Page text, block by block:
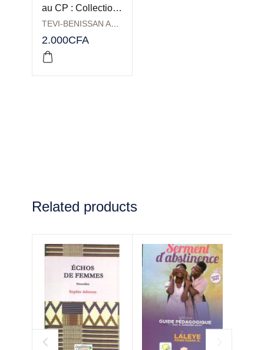
au CP : Collection
les doigts de féeTEVI-BENISSAN Anselme
2.000CFA
Related products